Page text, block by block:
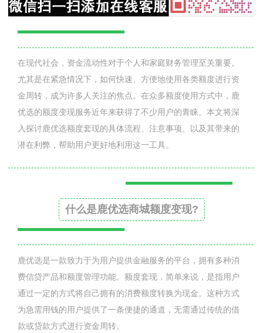
在现代社会，资金流动性对于个人和家庭财务管理至关重要。
尤其是在紧急情况下，如何快速、方便地使用各类额度进行资
金周转，成为许多人关注的焦点。在众多额度使用方式中，鹿
优选的额度变现服务近年来获得了不少用户的青睐。本文将深
入探讨鹿优选额度套现的具体流程、注意事项、以及其带来的
潜在利弊，帮助用户更好地利用这一工具。
什么是鹿优选商城额度变现?
鹿优选是一款致力于为用户提供金融服务的平台，拥有多种消
费信贷产品和额度管理功能。额度套现，简单来说，是指用户
通过一定的方式将自己拥有的消费额度转换为现金。这种方式
为急需用钱的用户提供了一条便捷的通道，无需通过传统的借
款或贷款方式进行资金周转。